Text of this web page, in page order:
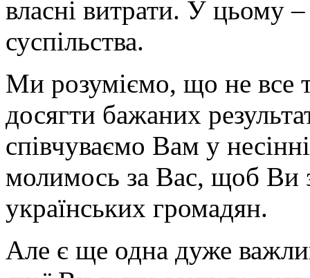
власні витрати. У цьому
суспільства.
Ми розуміємо, що не все
досягти бажаних
співчуваємо Вам у
молимось за Вас, щоб Ви
українських громадян.
Але є ще одна дуже